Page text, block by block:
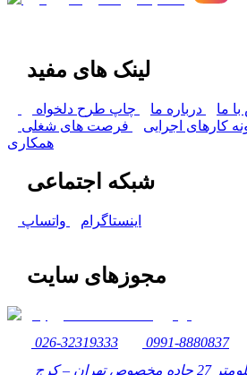
لینک های مفید
ما درباره ما
چاپ طرح دلخواه
کارهای اجرایی
فرصت های شغلی
همکاری
شبکه اجتماعی
اینستاگرام واتساپ
مجوزهای سایت
026-32319333 0991-8880837
جاده مخصوص تهران – کرج